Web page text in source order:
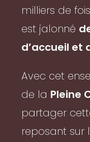
milliers de
est jalonné
d’accueil et
Avec cet
de la Pleine
partager
reposant sur